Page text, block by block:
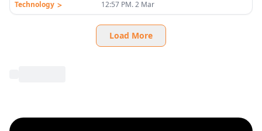
Technology > 12:57 PM. 2 Mar
Load More